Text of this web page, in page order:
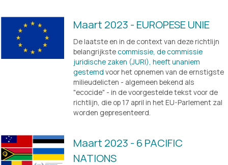
Maart 2023 - EUROPESE UNIE
De laatste en in de context van deze richtlijn
belangrijkste commissie, de commissie
juridische zaken (JURI), heeft unaniem
gestemd voor het opnemen van de ernstigste
milieudelicten - algemeen bekend als
"ecocide" - in de voorgestelde tekst voor de
richtlijn, die op 17 april in het EU-Parlement zal
worden gepresenteerd.
Maart 2023 - 6 PACIFIC
NATIONS